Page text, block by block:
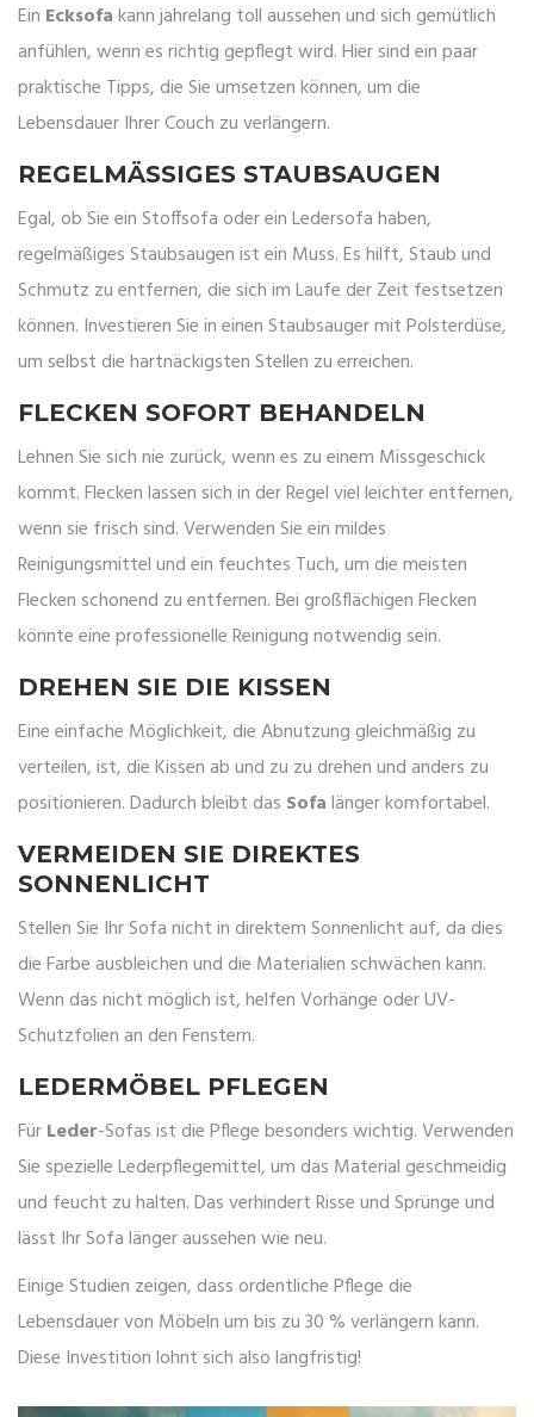
Ein Ecksofakann jahrelang toll aussehen und sich gemütlich
anfühlen, wenn es richtig gepflegt wird. Hier sind ein paar
praktische Tipps, die Sie umsetzen können, um die
Lebensdauer Ihrer Couch zu verlängern.
REGELMÄSSIGES STAUBSAUGEN
Egal, ob Sie ein Stoffsofa oder ein Ledersofa haben,
regelmäßiges Staubsaugen ist ein Muss. Es hilft, Staub und
Schmutz zu entfernen, die sich im Laufe der Zeit festsetzen
können. Investieren Sie in einen Staubsauger mit Polsterdüse,
um selbst die hartnäckigsten Stellen zu erreichen.
FLECKEN SOFORT BEHANDELN
Lehnen Sie sich nie zurück, wenn es zu einem Missgeschick
kommt. Flecken lassen sich in der Regel viel leichter entfernen,
wenn sie frisch sind. Verwenden Sie ein mildes
Reinigungsmittel und ein feuchtes Tuch, um die meisten
Flecken schonend zu entfernen. Bei großflächigen Flecken
könnte eine professionelle Reinigung notwendig sein.
DREHEN SIE DIE KISSEN
Eine einfache Möglichkeit, die Abnutzung gleichmäßig zu
verteilen, ist, die Kissen ab und zu zu drehen und anders zu
positionieren. Dadurch bleibt das Sofalänger komfortabel.
VERMEIDEN SIE DIREKTES
SONNENLICHT
Stellen Sie Ihr Sofa nicht in direktem Sonnenlicht auf, da dies
die Farbe ausbleichen und die Materialien schwächen kann.
Wenn das nicht möglich ist, helfen Vorhänge oder UV-
Schutzfolien an den Fenstern.
LEDERMÖBEL PFLEGEN
FürLeder-Sofas ist die Pflege besonders wichtig. Verwenden
Sie spezielle Lederpflegemittel, um das Material geschmeidig
und feucht zu halten. Das verhindert Risse und Sprünge und
lässt Ihr Sofa länger aussehen wie neu.
Einige Studien zeigen, dass ordentliche Pflege die
Lebensdauer von Möbeln um bis zu 30 % verlängern kann.
Diese Investition lohnt sich also langfristig!